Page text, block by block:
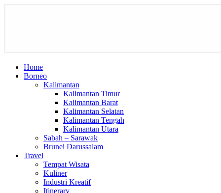
Home
Borneo
Kalimantan
Kalimantan Timur
Kalimantan Barat
Kalimantan Selatan
Kalimantan Tengah
Kalimantan Utara
Sabah – Sarawak
Brunei Darussalam
Travel
Tempat Wisata
Kuliner
Industri Kreatif
Itinerary